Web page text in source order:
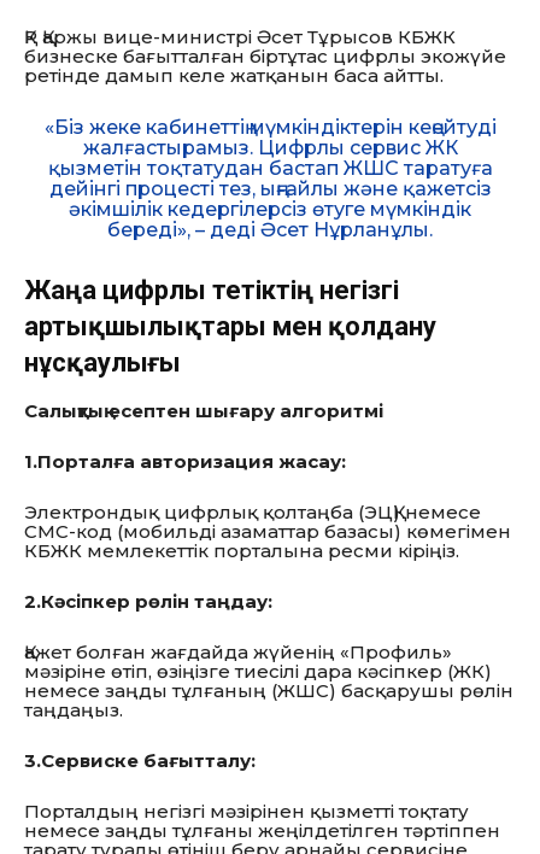
ҚР Қаржы вице-министрі Әсет Тұрысов КБЖК
бизнеске бағытталған біртұтас цифрлы экожүйе
ретінде дамып келе жатқанын баса айтты.
«Біз жеке кабинеттің мүмкіндіктерін кеңейтуді
жалғастырамыз. Цифрлы сервис ЖК
қызметін тоқтатудан бастап ЖШС таратуға
дейінгі процесті тез, ыңғайлы және қажетсіз
әкімшілік кедергілерсіз өтуге мүмкіндік
береді», – деді Әсет Нұрланұлы.
Жаңа цифрлы тетіктің негізгі
артықшылықтары мен қолдану
нұсқаулығы
Салықтық есептен шығару алгоритмі
1.Порталға авторизация жасау:
Электрондық цифрлық қолтаңба (ЭЦҚ) немесе
СМС-код (мобильді азаматтар базасы) көмегімен
КБЖК мемлекеттік порталына ресми кіріңіз.
2.Кәсіпкер рөлін таңдау:
Қажет болған жағдайда жүйенің «Профиль»
мәзіріне өтіп, өзіңізге тиесілі дара кәсіпкер (ЖК)
немесе заңды тұлғаның (ЖШС) басқарушы рөлін
таңдаңыз.
3.Сервиске бағытталу:
Порталдың негізгі мәзірінен қызметті тоқтату
немесе заңды тұлғаны жеңілдетілген тәртіппен